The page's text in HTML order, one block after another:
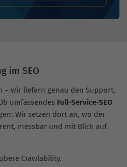
im SEO
– wir liefern genau den Support,
umfassendes Full‑Service‑SEO
Wir setzen dort an, wo der
messbar und mit Blick auf
Crawlability.